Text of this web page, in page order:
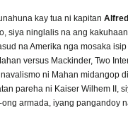
kay tua ni kapitan
siya ninglalis na ang
na Amerika nga mosaka
versus Mackinder, Two
ni Mahan midangop
pareha ni Kaiser Wilhem II,
armada, iyang pangandoy